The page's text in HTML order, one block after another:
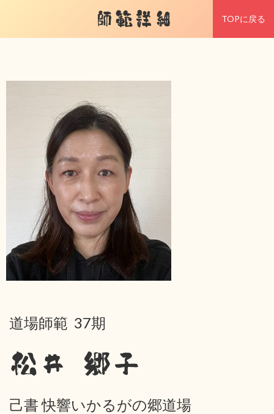
師範詳細 TOPに戻る
道場師範 37期
松井 郷子
己書 快響いかるがの郷道場